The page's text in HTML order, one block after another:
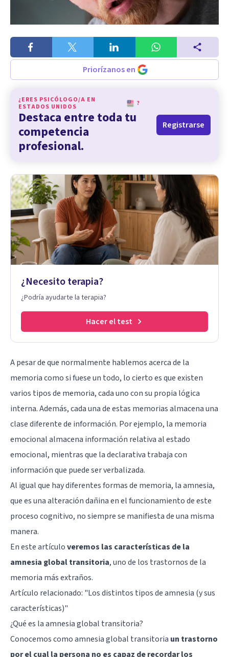
Priorízanos en
¿ERES PSICÓLOGO/A EN
ESTADOS UNIDOS
?
Destaca entre toda tu
competencia
profesional.
Registrarse
¿Necesito terapia?
¿Podría ayudarte la terapia?
Hacer el test
A pesar de que normalmente hablemos acerca de la
memoria como si fuese un todo, lo cierto es que existen
varios tipos de memoria, cada uno con su propia lógica
interna. Además, cada una de estas memorias almacena una
clase diferente de información. Por ejemplo, la memoria
emocionalalmacena información relativa al estado
emocional, mientras que la declarativa trabaja con
información que puede ser verbalizada.
Al igual que hay diferentes formas de memoria, la amnesia,
que es una alteración dañina en el funcionamiento de este
proceso cognitivo, no siempre se manifiesta de una misma
manera.
En este artículoveremos las características de la
amnesia global transitoria, uno de los trastornos de la
memoria más extraños.
Artículo relacionado: "Los distintos tipos de amnesia (y sus
características)"
¿Qué es la amnesia global transitoria?
Conocemos como amnesia global transitoria un trastorno
por el cual la persona no es capaz de recordar los